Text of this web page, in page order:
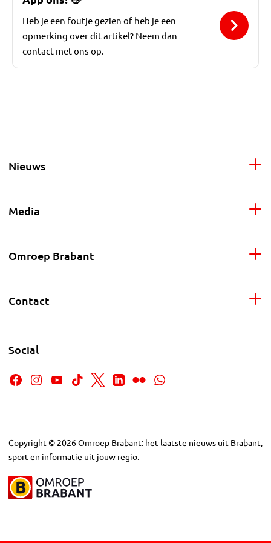
Heb je een foutje gezien of heb je een
opmerking over dit artikel? Neem dan
contact met ons op.
Nieuws
Media
Omroep Brabant
Contact
Social
Copyright © 2026Omroep Brabant: het laatste nieuws uit Brabant,
sport en informatie uit jouw regio.